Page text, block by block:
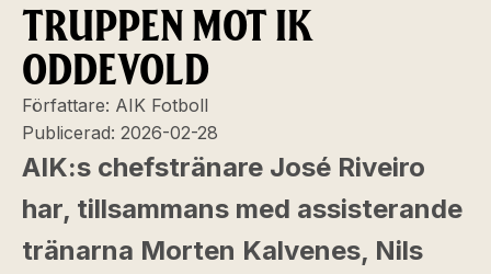
TRUPPEN MOT IK
ODDEVOLD
Författare: AIK Fotboll
Publicerad: 2026-02-28
AIK:s chefstränare José Riveiro
har, tillsammans med assisterande
tränarna Morten Kalvenes, Nils